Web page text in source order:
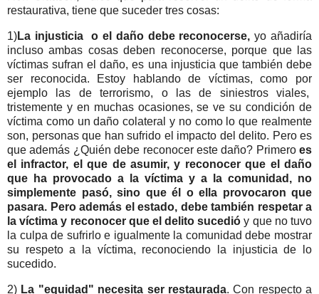
restaurativa, tiene que suceder tres cosas:
1)La injusticia o el daño debe reconocerse, yo añadiría
incluso ambas cosas deben reconocerse, porque que las
víctimas sufran el daño, es una injusticia que también debe
ser reconocida. Estoy hablando de víctimas, como por
ejemplo las de terrorismo, o las de siniestros viales,
tristemente y en muchas ocasiones, se ve su condición de
víctima como un daño colateral y no como lo que realmente
son, personas que han sufrido el impacto del delito. Pero es
que además ¿Quién debe reconocer este daño? Primeroes
el infractor, el que de asumir, y reconocer que el daño
que ha provocado a la víctima y a la comunidad, no
simplemente pasó, sino que él o ella provocaron que
pasara. Pero además el estado, debe también respetar a
la víctima y reconocer que el delito sucedió y que no tuvo
la culpa de sufrirlo e igualmente la comunidad debe mostrar
su respeto a la víctima, reconociendo la injusticia de lo
sucedido.
2) La "equidad" necesita ser restaurada. Con respecto a